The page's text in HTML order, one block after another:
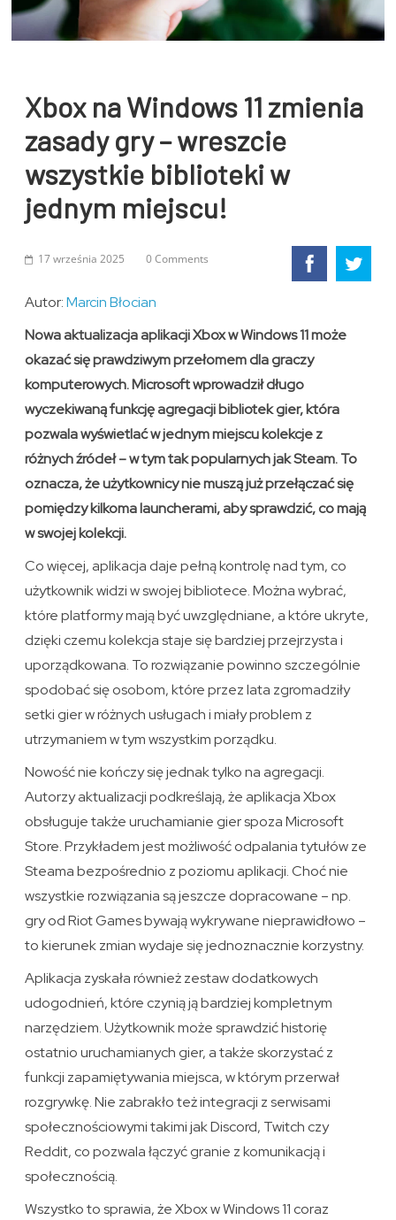
Xbox na Windows 11 zmienia
zasady gry – wreszcie
wszystkie biblioteki w
jednym miejscu!
17 września 2025 0 Comments
Autor:Marcin Błocian
Nowa aktualizacja aplikacji Xbox w Windows 11 może
okazać się prawdziwym przełomem dla graczy
komputerowych. Microsoft wprowadził długo
wyczekiwaną funkcję agregacji bibliotek gier, która
pozwala wyświetlać w jednym miejscu kolekcje z
różnych źródeł – w tym tak popularnych jak Steam. To
oznacza, że użytkownicy nie muszą już przełączać się
pomiędzy kilkoma launcherami, aby sprawdzić, co mają
w swojej kolekcji.
Co więcej, aplikacja daje pełną kontrolę nad tym, co
użytkownik widzi w swojej bibliotece. Można wybrać,
które platformy mają być uwzględniane, a które ukryte,
dzięki czemu kolekcja staje się bardziej przejrzysta i
uporządkowana. To rozwiązanie powinno szczególnie
spodobać się osobom, które przez lata zgromadziły
setki gier w różnych usługach i miały problem z
utrzymaniem w tym wszystkim porządku.
Nowość nie kończy się jednak tylko na agregacji.
Autorzy aktualizacji podkreślają, że aplikacja Xbox
obsługuje także uruchamianie gier spoza Microsoft
Store. Przykładem jest możliwość odpalania tytułów ze
Steama bezpośrednio z poziomu aplikacji. Choć nie
wszystkie rozwiązania są jeszcze dopracowane – np.
gry od Riot Games bywają wykrywane nieprawidłowo –
to kierunek zmian wydaje się jednoznacznie korzystny.
Aplikacja zyskała również zestaw dodatkowych
udogodnień, które czynią ją bardziej kompletnym
narzędziem. Użytkownik może sprawdzić historię
ostatnio uruchamianych gier, a także skorzystać z
funkcji zapamiętywania miejsca, w którym przerwał
rozgrywkę. Nie zabrakło też integracji z serwisami
społecznościowymi takimi jak Discord, Twitch czy
Reddit, co pozwala łączyć granie z komunikacją i
społecznością.
Wszystko to sprawia, że Xbox w Windows 11 coraz